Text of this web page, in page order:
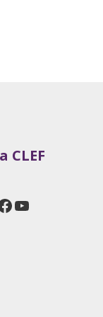
CLEF
YouTube